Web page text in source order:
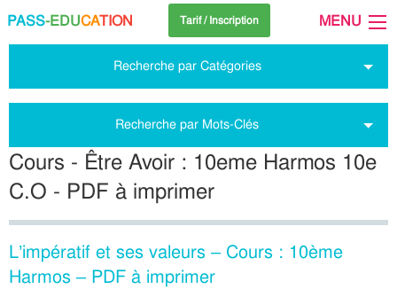
PASS-EDUCATION Tarif / Inscription MENU
Recherche par Catégories
Recherche par Mots-Clés
Cours - Être Avoir : 10eme Harmos 10e
C.O - PDF à imprimer
L’impératif et ses valeurs – Cours : 10ème
Harmos – PDF à imprimer